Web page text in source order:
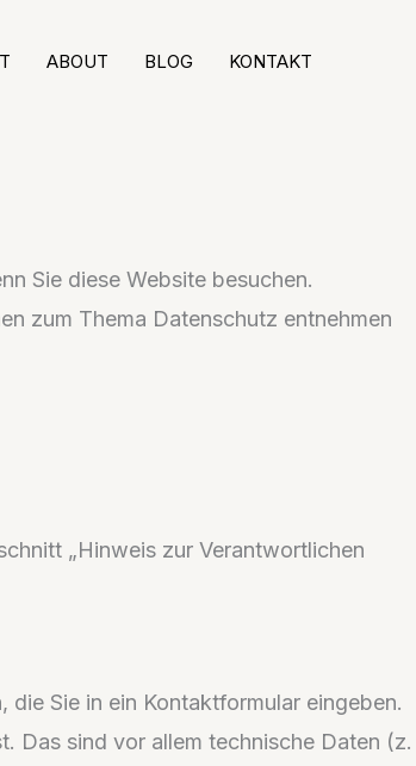
ABOUT BLOG KONTAKT
Sie diese Website besuchen.
zum Thema Datenschutz entnehmen
„Hinweis zur Verantwortlichen
Sie in ein Kontaktformular eingeben.
Das sind vor allem technische Daten (z.